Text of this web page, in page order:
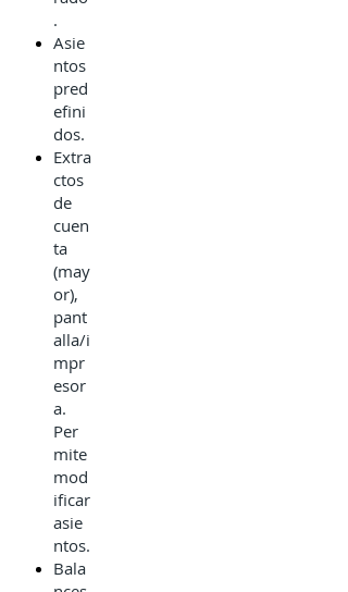
.
Asie
ntos
pred
efini
dos.
Extra
ctos
de
cuen
ta
(may
or),
pant
alla/i
mpr
esor
a.
Per
mite
mod
ificar
asie
ntos.
Bala